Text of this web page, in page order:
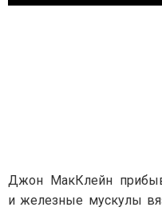
Джон МакКлейн
и железные мускулы